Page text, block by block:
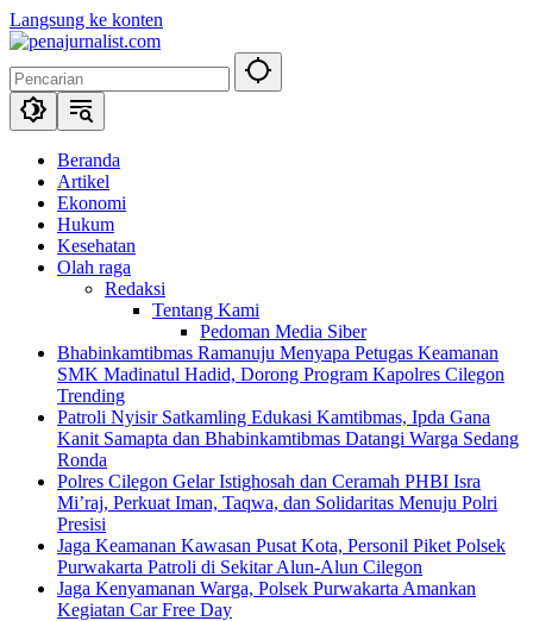
Langsung ke konten
Beranda
Artikel
Ekonomi
Hukum
Kesehatan
Olah raga
Redaksi
Tentang Kami
Pedoman Media Siber
Bhabinkamtibmas Ramanuju Menyapa Petugas Keamanan
SMK Madinatul Hadid, Dorong Program Kapolres Cilegon
Trending
Patroli Nyisir Satkamling Edukasi Kamtibmas, Ipda Gana
Kanit Samapta dan Bhabinkamtibmas Datangi Warga Sedang
Ronda
Polres Cilegon Gelar Istighosah dan Ceramah PHBI Isra
Mi’raj, Perkuat Iman, Taqwa, dan Solidaritas Menuju Polri
Presisi
Jaga Keamanan Kawasan Pusat Kota, Personil Piket Polsek
Purwakarta Patroli di Sekitar Alun-Alun Cilegon
Jaga Kenyamanan Warga, Polsek Purwakarta Amankan
Kegiatan Car Free Day